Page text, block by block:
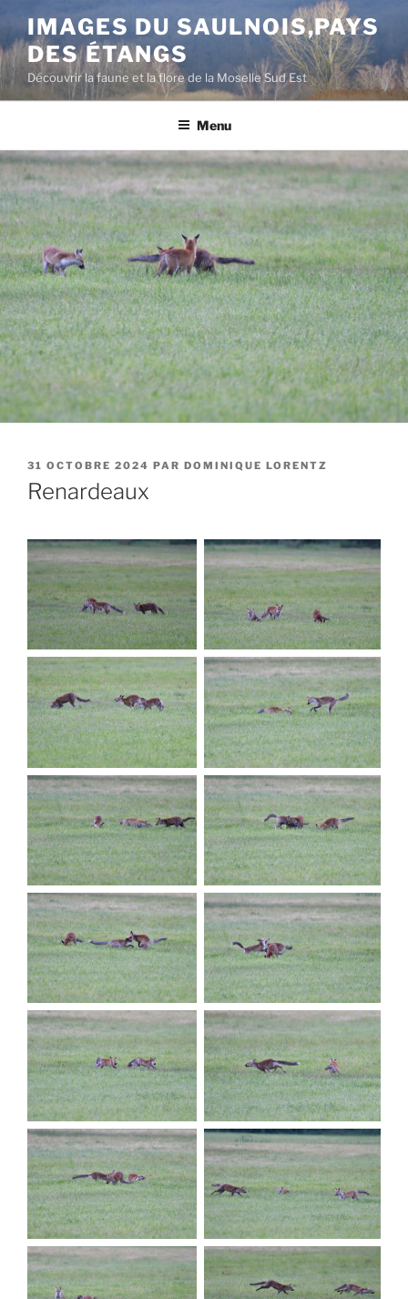
contenu
principal
IMAGES DU SAULNOIS,PAYS
DES ÉTANGS
Découvrir la faune et la flore de la Moselle Sud Est
Menu
PUBLIÉ
LE
31 OCTOBRE 2024 PAR DOMINIQUE LORENTZ
Renardeaux